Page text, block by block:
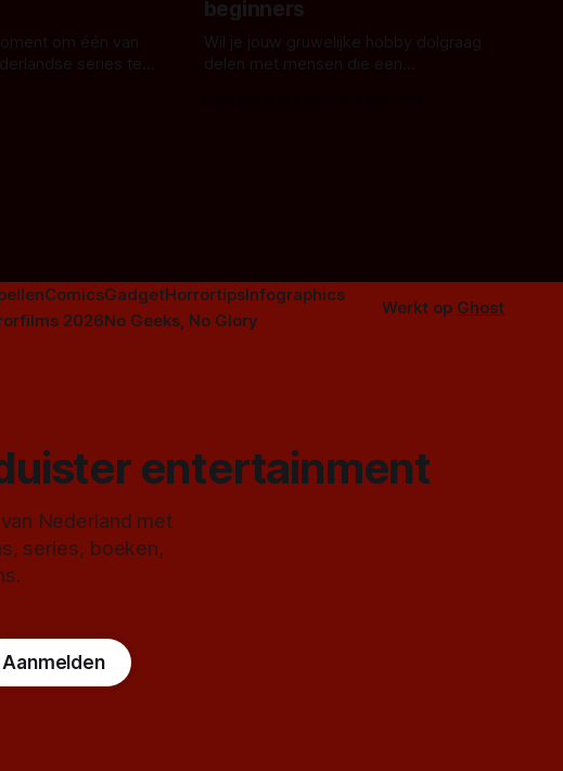
om één van
series te
beginners
Wil je jouw gruwelijke hobby dolgraag
delen met mensen die een
ComicsGadgetHorrortipsInfographics
2026No Geeks, No Glory
Werkt op Ghost
entertainment
Nederland met
series, boeken,
Aanmelden